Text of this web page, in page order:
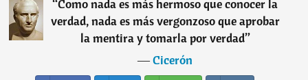
“Como nada es más hermoso que conocer la
verdad, nada es más vergonzoso que aprobar
la mentira y tomarla por verdad”
―Cicerón